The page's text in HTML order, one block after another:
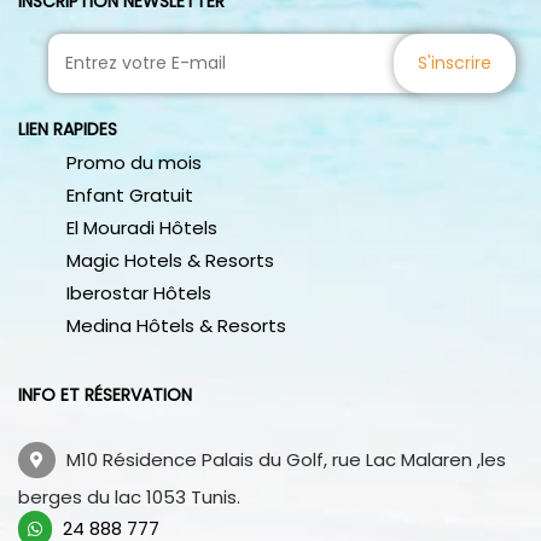
S'inscrire
LIEN RAPIDES
Promo du mois
Enfant Gratuit
El Mouradi Hôtels
Magic Hotels & Resorts
Iberostar Hôtels
Medina Hôtels & Resorts
INFO ET RÉSERVATION
M10 Résidence Palais du Golf, rue Lac Malaren ,les
berges du lac 1053 Tunis.
24 888 777